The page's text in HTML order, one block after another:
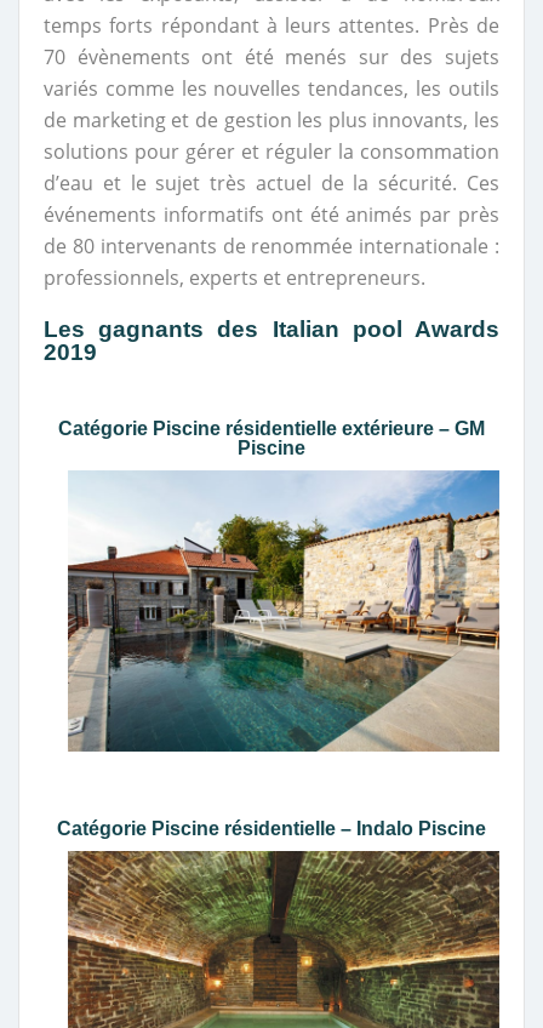
temps forts répondant à leurs attentes. Près de
70 évènements ont été menés sur des sujets
variés comme les nouvelles tendances, les outils
de marketing et de gestion les plus innovants, les
solutions pour gérer et réguler la consommation
d’eau et le sujet très actuel de la sécurité. Ces
événements informatifs ont été animés par près
de 80 intervenants de renommée internationale :
professionnels, experts et entrepreneurs.
Les gagnants des Italian pool Awards
2019
Catégorie Piscine résidentielle extérieure – GM
Piscine
Catégorie Piscine résidentielle – Indalo Piscine